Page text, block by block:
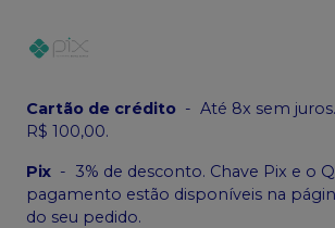
Cartão de crédito - Até 8x sem
R$ 100,00.
Pix - 3% de desconto. Chave Pix e o
pagamento estão disponíveis na
do seu pedido.